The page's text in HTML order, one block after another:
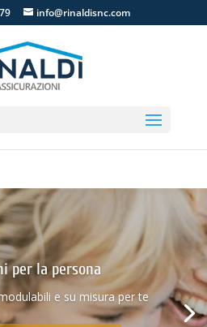
info@rinaldisnc.com
per la persona
e su misura per te